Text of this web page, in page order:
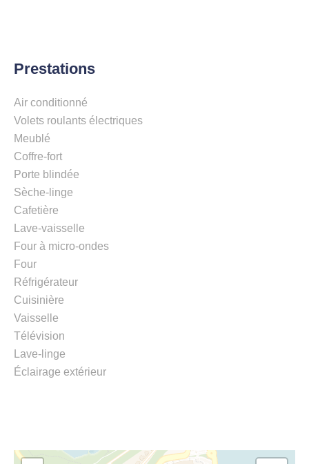
Prestations
Air conditionné
Volets roulants électriques
Meublé
Coffre-fort
Porte blindée
Sèche-linge
Cafetière
Lave-vaisselle
Four à micro-ondes
Four
Réfrigérateur
Cuisinière
Vaisselle
Télévision
Lave-linge
Éclairage extérieur